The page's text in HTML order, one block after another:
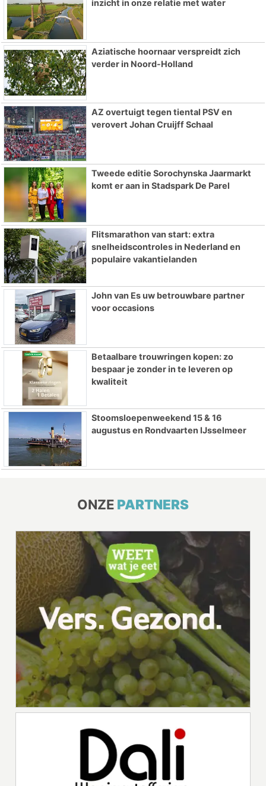
inzicht in onze relatie met water
Aziatische hoornaar verspreidt zich
verder in Noord-Holland
AZ overtuigt tegen tiental PSV en
verovert Johan Cruijff Schaal
Tweede editie Sorochynska Jaarmarkt
komt er aan in Stadspark De Parel
Flitsmarathon van start: extra
snelheidscontroles in Nederland en
populaire vakantielanden
John van Es uw betrouwbare partner
voor occasions
Betaalbare trouwringen kopen: zo
bespaar je zonder in te leveren op
kwaliteit
Stoomsloepenweekend 15 & 16
augustus en Rondvaarten IJsselmeer
ONZE PARTNERS